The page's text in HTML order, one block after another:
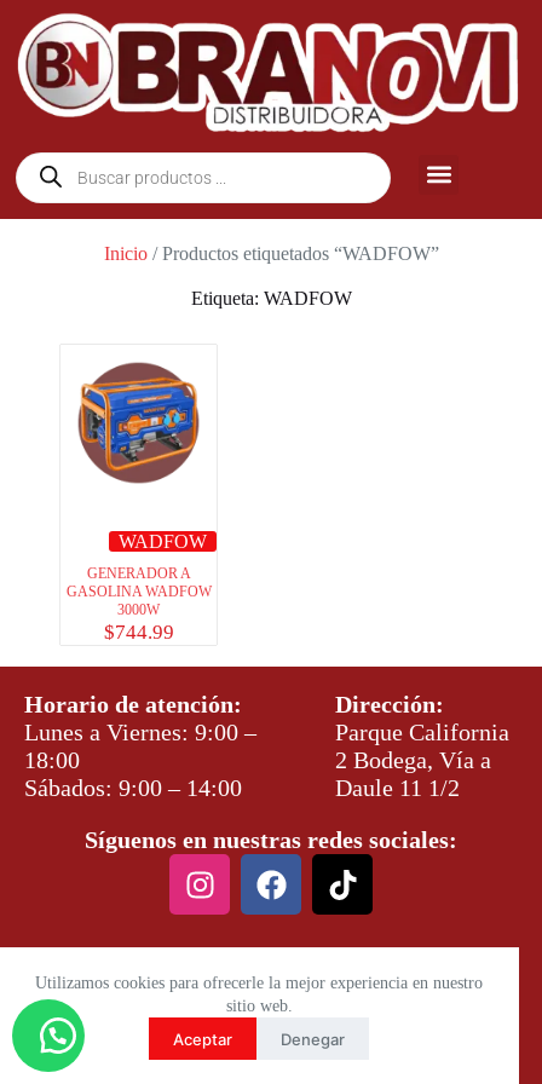
Utilizamos cookies para ofrecerle la mejor experiencia en nuestro
sitio web.
Aceptar Denegar
Inicio/ Productos etiquetados “WADFOW”
Etiqueta: WADFOW
WADFOW
GENERADOR A
GASOLINA WADFOW
3000W
$744.99
Horario de atención:
Lunes a Viernes: 9:00 –
18:00
Sábados: 9:00 – 14:00
Dirección:
Parque California
2 Bodega, Vía a
Daule 11 1/2
Síguenos en nuestras redes sociales: